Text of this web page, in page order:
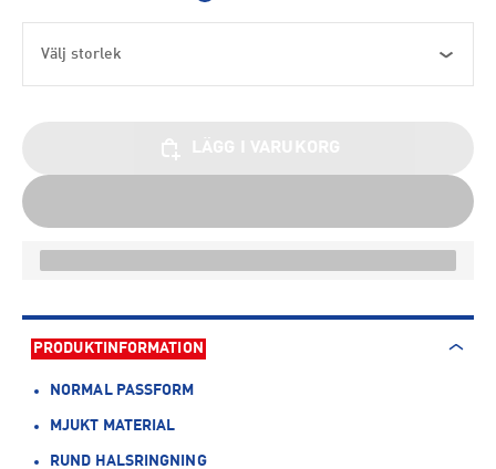
Välj storlek
PRODUKTINFORMATION
NORMAL PASSFORM
MJUKT MATERIAL
RUND HALSRINGNING